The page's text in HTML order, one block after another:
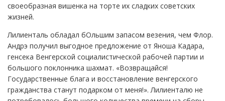
своеобразная вишенка на торте их сладких советских
жизней.
Лилиенталь обладал бОльшим запасом везения, чем Флор.
Андрэ получил выгодное предложение от Яноша Кадара,
генсека Венгерской социалистической рабочей партии и
большого поклонника шахмат. «Возвращайся!
Государственные блага и восстановление венгерского
гражданства станут подарком от меня!». Лилиенталю не